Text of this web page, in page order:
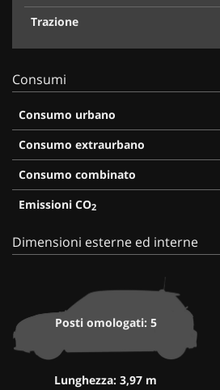
Trazione
Consumi
Consumo urbano
Consumo extraurbano
Consumo combinato
Emissioni CO2
Dimensioni esterne ed interne
Posti omologati: 5
Lunghezza: 3,97 m